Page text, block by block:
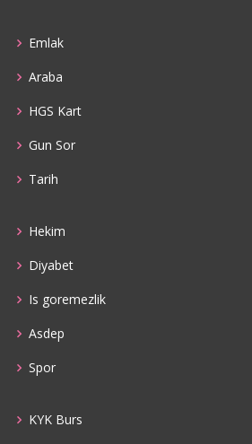
Emlak
Araba
HGS Kart
Gun Sor
Tarih
Hekim
Diyabet
Is goremezlik
Asdep
Spor
KYK Burs